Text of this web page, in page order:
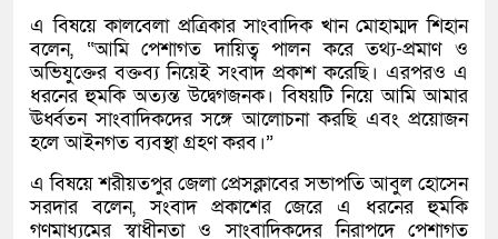
এ বিষয়ে কালবেলা প্রত্রিকার সাংবাদিক খান মোহাম্মদ শিহান
বলেন, “আমি পেশাগত দায়িত্ব পালন করে তথ্য-প্রমাণ ও
অভিযুক্তের বক্তব্য নিয়েই সংবাদ প্রকাশ করেছি। এরপরও এ
ধরনের হুমকি অত্যন্ত উদ্বেগজনক। বিষয়টি নিয়ে আমি আমার
ঊর্ধ্বতন সাংবাদিকদের সঙ্গে আলোচনা করছি এবং প্রয়োজন
হলে আইনগত ব্যবস্থা গ্রহণ করব।”
এ বিষয়ে শরীয়তপুর জেলা প্রেসক্লাবের সভাপতি আবুল হোসেন
সরদার বলেন, সংবাদ প্রকাশের জেরে এ ধরনের হুমকি
গণমাধ্যমের স্বাধীনতা ও সাংবাদিকদের নিরাপদে পেশাগত